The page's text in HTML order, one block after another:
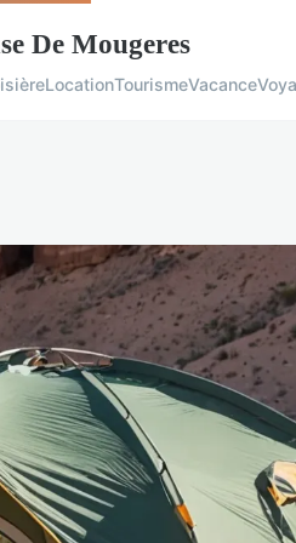
De Mougeres
LocationTourismeVacance